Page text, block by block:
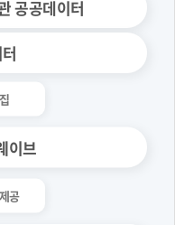
공공데이터
이브